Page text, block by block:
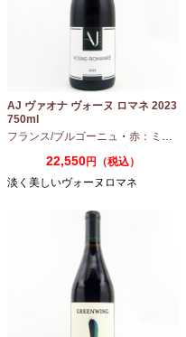
AJ ヴァオナ ヴォーヌ ロマネ 2023
750ml
フランス/ブルゴーニュ ・ 赤：ミディアムボディ
22,550円（税込）
淡く美しいヴォーヌロマネ